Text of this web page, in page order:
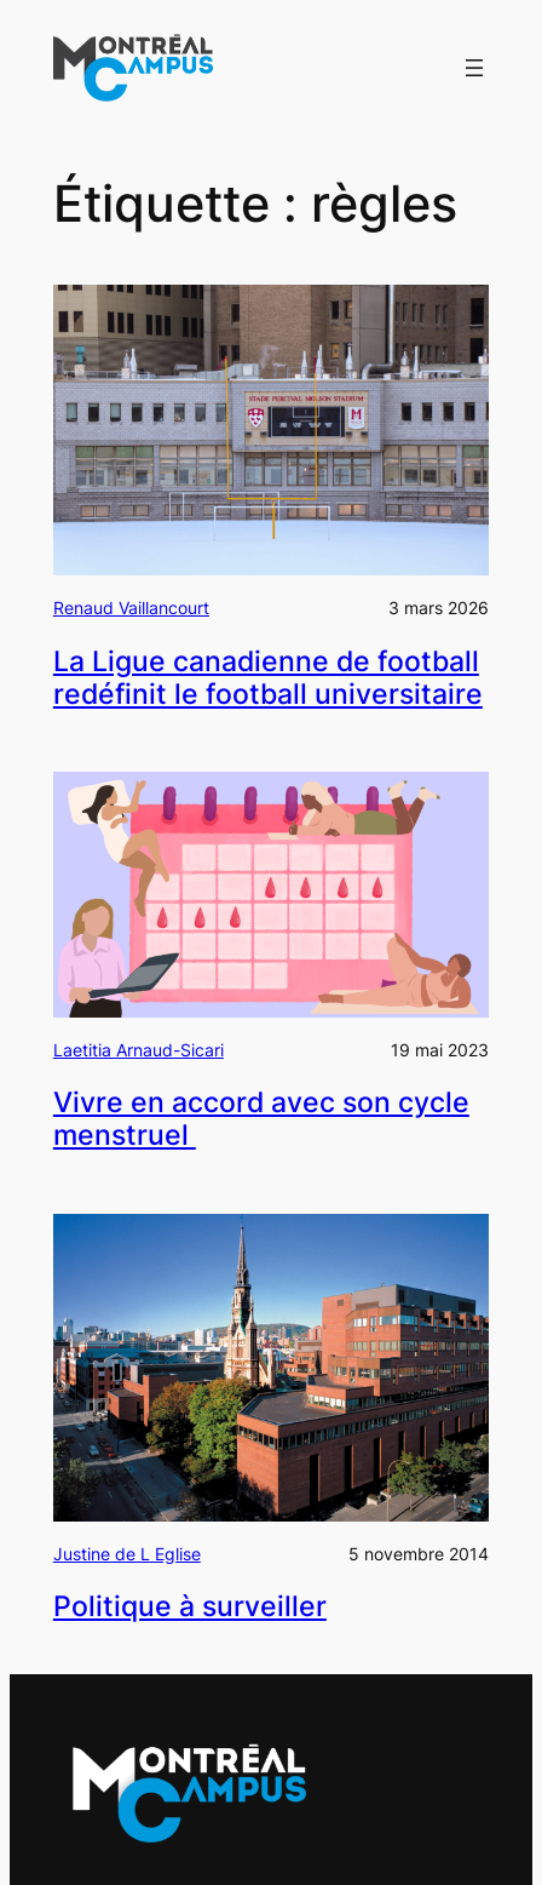
contenu
Étiquette : règles
Renaud Vaillancourt 3 mars 2026
La Ligue canadienne de football
redéfinit le football universitaire
Laetitia Arnaud-Sicari 19 mai 2023
Vivre en accord avec son cycle
menstruel
Justine de L Eglise 5 novembre 2014
Politique à surveiller